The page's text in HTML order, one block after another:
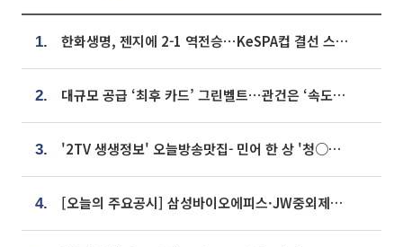
1. 한화생명, 젠지에 2-1 역전승⋯KeSPA컵 결선 스테이지 2 직행
2. 대규모 공급 ‘최후 카드’ 그린벨트⋯관건은 ‘속도’ [주택공급 승부수의 조건]
3. '2TV 생생정보' 오늘방송맛집- 민어 한 상 '청○○○' vs 전복 한 상 '명○'
4. [오늘의 주요공시] 삼성바이오에피스·JW중외제약·한미반도체·SK바이오사이언스 등